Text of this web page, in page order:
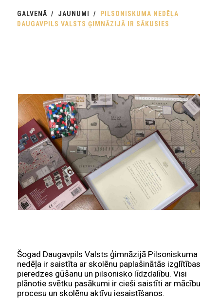
GALVENĀ JAUNUMI
PILSONISKUMA NEDĒĻA
DAUGAVPILS VALSTS ĢIMNĀZIJĀ IR SĀKUSIES
Šogad Daugavpils Valsts ģimnāzijā Pilsoniskuma
nedēļa ir saistīta ar skolēnu paplašinātās izglītības
pieredzes gūšanu un pilsonisko līdzdalību. Visi
plānotie svētku pasākumi ir cieši saistīti ar mācību
procesu un skolēnu aktīvu iesaistīšanos.